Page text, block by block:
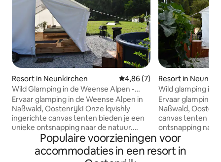
Resort in Neunkirchen Gemiddelde beoordeling van
4,86 (7)
Wild Glamping in de Weense Alpen -
Schneeberg
Ervaar glamping in de Weense Alpen in
Naßwald, Oostenrijk! Onze lqvishly
ingerichte canvas tenten bieden je een
unieke ontsnapping naar de natuur.
Geniet van nachten onder de sterren in
je eigen bubbelbad, gezellige avonden
bij het kampvuur en grillen op onze 360°
Resort in
Wild glamping in
Mürzsteger Alpen
Ervaar glamping
Naßwald,
canvas tenten
ontsnapping naar
nachten onder
bubbelbad,
kampvuur en
Populaire voorzieningen voor
accommodaties in een resort in